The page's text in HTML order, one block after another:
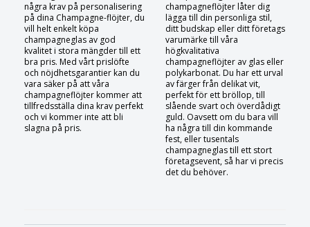
några krav på personalisering
på dina Champagne-flöjter, du
vill helt enkelt köpa
champagneglas av god
kvalitet i stora mängder till ett
bra pris. Med vårt prislöfte
och nöjdhetsgarantier kan du
vara säker på att våra
champagneflöjter kommer att
tillfredsställa dina krav perfekt
och vi kommer inte att bli
slagna på pris.
champagneflöjter låter dig
lägga till din personliga stil,
ditt budskap eller ditt företags
varumärke till våra
högkvalitativa
champagneflöjter av glas eller
polykarbonat. Du har ett urval
av färger från delikat vit,
perfekt för ett bröllop, till
slående svart och överdådigt
guld. Oavsett om du bara vill
ha några till din kommande
fest, eller tusentals
champagneglas till ett stort
företagsevent, så har vi precis
det du behöver.